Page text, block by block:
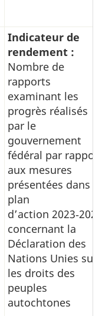
Indicateur de
rendement :
Nombre de
rapports
examinant les
progrès réalisés
par le
gouvernement
fédéral par rapport
aux mesures
présentées dans le
plan
d’action 2023‑2028
concernant la
Déclaration des
Nations Unies sur
les droits des
peuples
autochtones